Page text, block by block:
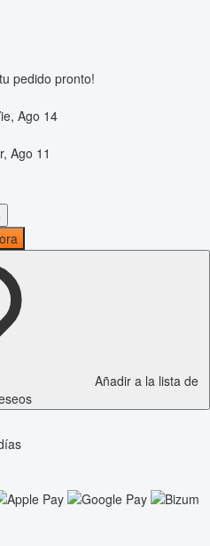
pedido pronto!
Ago 14
Ago 11
Añadir a la lista de